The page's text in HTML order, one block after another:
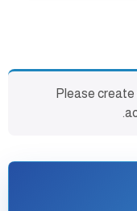
Please create